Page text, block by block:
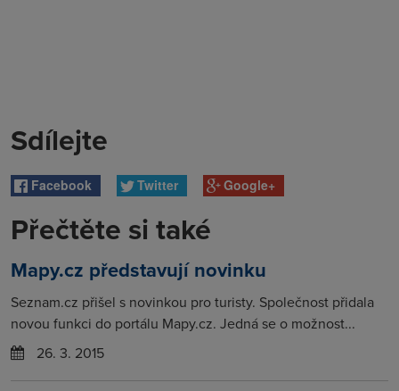
Sdílejte
Facebook Twitter Google+
Přečtěte si také
Mapy.cz představují novinku
Seznam.cz přišel s novinkou pro turisty. Společnost přidala
novou funkci do portálu Mapy.cz. Jedná se o možnost...
26. 3. 2015